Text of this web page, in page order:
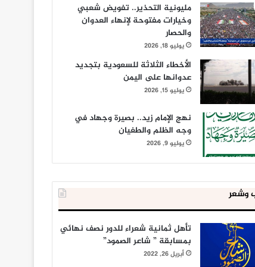
مليونية التحذير.. تفويض شعبي
وخيارات مفتوحة لإنهاء العدوان
والحصار
يوليو 18, 2026
الأخطاء الثلاثة للسعودية بتجديد
عدوانها على اليمن
يوليو 15, 2026
نهج الإمام زيد.. بصيرة وجهاد في
وجه الظلم والطغيان
يوليو 9, 2026
وشعر
تأهل ثمانية شعراء للدور نصف نهائي
بمسابقة ” شاعر الصمود”
أبريل 26, 2022